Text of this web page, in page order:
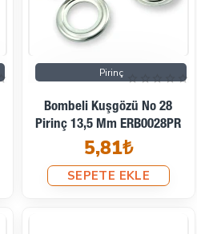
Pirinç
Bombeli Kuşgözü No 28
Pirinç 13,5 Mm ERB0028PR
5,81₺
SEPETE EKLE